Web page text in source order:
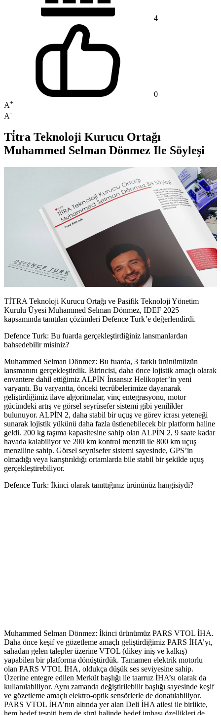
4
0
A+
A-
Ti̇tra Teknoloji Kurucu Ortağı
Muhammed Selman Dönmez Ile Söyleşi
TİTRA Teknoloji Kurucu Ortağı ve Pasifik Teknoloji Yönetim
Kurulu Üyesi Muhammed Selman Dönmez, IDEF 2025
kapsamında tanıtılan çözümleri Defence Turk’e değerlendirdi.
Defence Turk: Bu fuarda gerçekleştirdiğiniz lansmanlardan
bahsedebilir misiniz?
Muhammed Selman Dönmez: Bu fuarda, 3 farklı ürünümüzün
lansmanını gerçekleştirdik. Birincisi, daha önce lojistik amaçlı olarak
envantere dahil ettiğimiz ALPİN İnsansız Helikopter’in yeni
varyantı. Bu varyantta, önceki tecrübelerimize dayanarak
geliştirdiğimiz ilave algoritmalar, vinç entegrasyonu, motor
gücündeki artış ve görsel seyrüsefer sistemi gibi yenilikler
bulunuyor. ALPİN 2, daha stabil bir uçuş ve görev icrası yeteneği
sunarak lojistik yükünü daha fazla üstlenebilecek bir platform haline
geldi. 200 kg taşıma kapasitesine sahip olan ALPİN 2, 9 saate kadar
havada kalabiliyor ve 200 km kontrol menzili ile 800 km uçuş
menziline sahip. Görsel seyrüsefer sistemi sayesinde, GPS’in
olmadığı veya karıştırıldığı ortamlarda bile stabil bir şekilde uçuş
gerçekleştirebiliyor.
Defence Turk: İkinci olarak tanıttığınız ürününüz hangisiydi?
Muhammed Selman Dönmez: İkinci ürünümüz PARS VTOL İHA.
Daha önce keşif ve gözetleme amaçlı geliştirdiğimiz PARS İHA’yı,
sahadan gelen talepler üzerine VTOL (dikey iniş ve kalkış)
yapabilen bir platforma dönüştürdük. Tamamen elektrik motorlu
olan PARS VTOL İHA, oldukça düşük ses seviyesine sahip.
Üzerine entegre edilen Merküt başlığı ile taarruz İHA’sı olarak da
kullanılabiliyor. Aynı zamanda değiştirilebilir başlığı sayesinde keşif
ve gözetleme amaçlı elektro-optik sensörlerle de donatılabiliyor.
PARS VTOL İHA’nın altında yer alan Deli İHA ailesi ile birlikte,